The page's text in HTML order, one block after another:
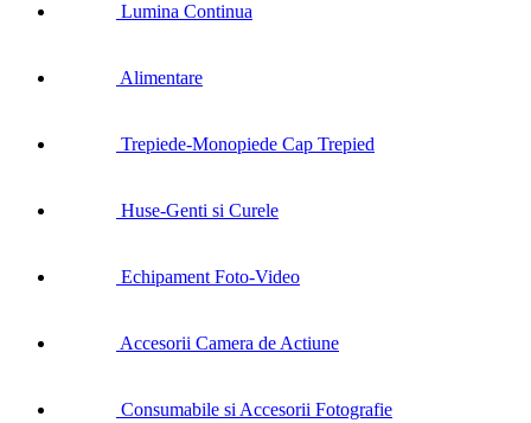
Lumina Continua
Alimentare
Trepiede-Monopiede Cap Trepied
Huse-Genti si Curele
Echipament Foto-Video
Accesorii Camera de Actiune
Consumabile si Accesorii Fotografie